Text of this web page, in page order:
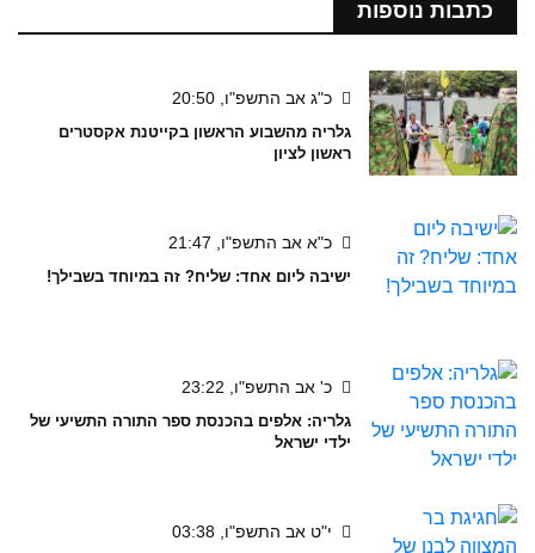
כתבות נוספות
כ"ג אב התשפ"ו, 20:50
גלריה מהשבוע הראשון בקייטנת אקסטרים
ראשון לציון
כ"א אב התשפ"ו, 21:47
ישיבה ליום אחד: שליח? זה במיוחד בשבילך!
כ' אב התשפ"ו, 23:22
גלריה: אלפים בהכנסת ספר התורה התשיעי של
ילדי ישראל
י"ט אב התשפ"ו, 03:38